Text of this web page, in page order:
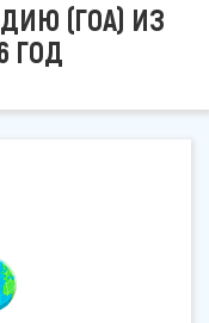
(ГОА) ИЗ
ГОД